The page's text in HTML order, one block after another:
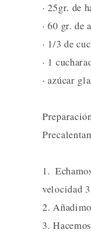
· 25gr. de
· 60 gr. de
· 1/3 de
· 1
· azúcar
1.
velocidad
2.
3.